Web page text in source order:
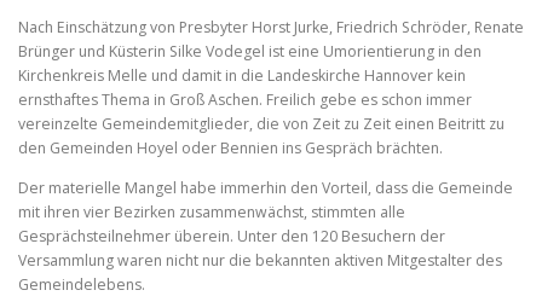
Nach Einschätzung von Presbyter Horst Jurke, Friedrich Schröder, Renate
Brünger und Küsterin Silke Vodegel ist eine Umorientierung in den
Kirchenkreis Melle und damit in die Landeskirche Hannover kein
ernsthaftes Thema in Groß Aschen. Freilich gebe es schon immer
vereinzelte Gemeindemitglieder, die von Zeit zu Zeit einen Beitritt zu
den Gemeinden Hoyel oder Bennien ins Gespräch brächten.
Der materielle Mangel habe immerhin den Vorteil, dass die Gemeinde
mit ihren vier Bezirken zusammenwächst, stimmten alle
Gesprächsteilnehmer überein. Unter den 120 Besuchern der
Versammlung waren nicht nur die bekannten aktiven Mitgestalter des
Gemeindelebens.